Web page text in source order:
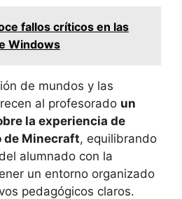
fallos críticos en las
Windows
de mundos y las
al profesorado un
la experiencia de
de Minecraft, equilibrando
alumnado con la
un entorno organizado
pedagógicos claros.